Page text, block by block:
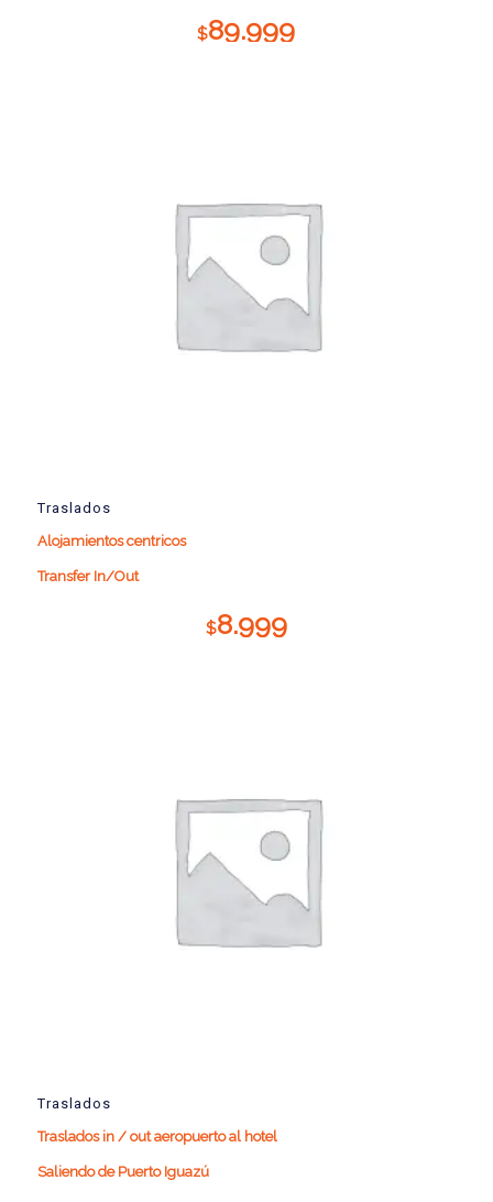
$89.999
Traslados
Alojamientos centricos
Transfer In/Out
$8.999
Traslados
Traslados in / out aeropuerto al hotel
Saliendo de Puerto Iguazú